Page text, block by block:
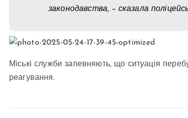
законодавства, – сказала
Міські служби запевняють, що ситуація
реагування.